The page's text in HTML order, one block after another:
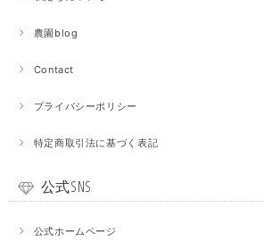
農園blog
Contact
プライバシーポリシー
特定商取引法に基づく表記
公式SNS
公式ホームページ